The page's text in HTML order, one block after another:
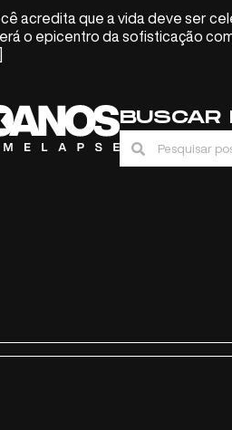
acredita que a vida deve ser
o epicentro da sofisticação
BUSCAR